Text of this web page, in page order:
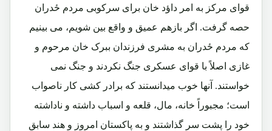
قوای مرکز به امر داؤد خان برای سرکوبی مردم ځدران
حصه گرفت. اگر بازهم عمیق و واقع بین شویم، می بینیم
که مردم ځدران به مشری فرزندان ببرک خان مرحوم و
غازی اصلاً با قوای عسکری جنگ نکردند و جنگ نمی
خواستند. آنها خوب میدانستند که برادر کشی کار ناصواب
است؛ مجبوراً خانه، مال، قلعه و اسباب داشته و ناداشته
خود را پشت سر گذاشتند و به پاکستان امروز و هند سابق